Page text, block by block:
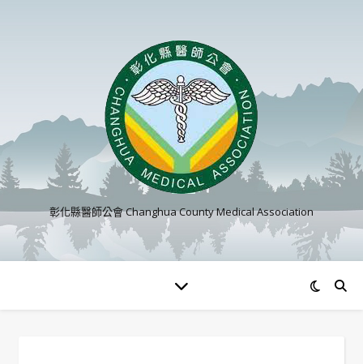
彰化縣醫師公會 Changhua County Medical Association